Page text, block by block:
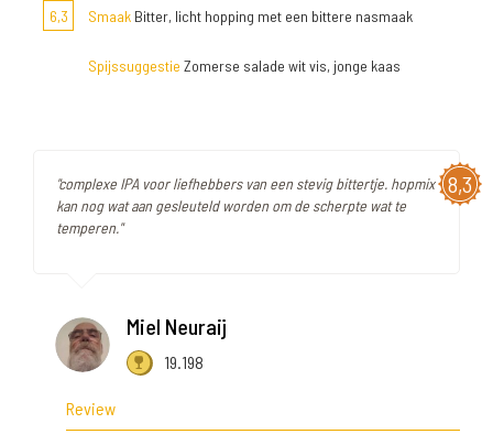
6,3 Smaak Bitter, licht hopping met een bittere nasmaak
Spijssuggestie Zomerse salade wit vis, jonge kaas
8,3
"complexe IPA voor liefhebbers van een stevig bittertje. hopmix
kan nog wat aan gesleuteld worden om de scherpte wat te
temperen."
Miel Neuraij
19.198
Review